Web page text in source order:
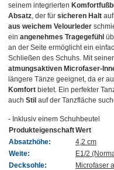
seinem integrierten
Absatz, der für sicheren Halt
aus weichem Velourleder
ein angenehmes Tragegefühl
an der Seite ermöglicht ein
Schließen des Schuhs. Mit seiner
atmungsaktiven Microfaser-
längere Tänze geeignet, da er
Komfort bietet. Ein perfekter
auch Stil auf der Tanzfläche
- Inklusiv einem Schuhbeutel
ProdukteigenschaftWert
Absatzhöhe:
4,2 cm
Weite:
E1/2
Decksohle:
Microfaser